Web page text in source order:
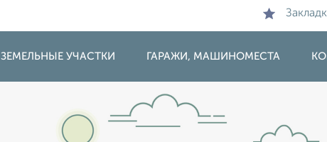
ЗЕМЕЛЬНЫЕ УЧАСТКИ ГАРАЖИ, МАШИНОМЕСТА